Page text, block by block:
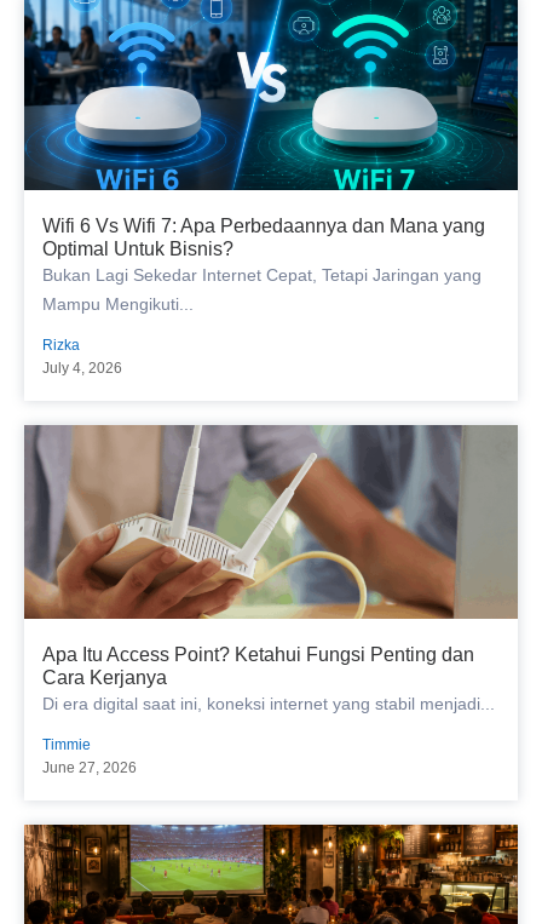
Wifi 6 Vs Wifi 7: Apa Perbedaannya dan Mana yang
Optimal Untuk Bisnis?
Bukan Lagi Sekedar Internet Cepat, Tetapi Jaringan yang
Mampu Mengikuti...
Rizka
July 4, 2026
Apa Itu Access Point? Ketahui Fungsi Penting dan
Cara Kerjanya
Di era digital saat ini, koneksi internet yang stabil menjadi...
Timmie
June 27, 2026